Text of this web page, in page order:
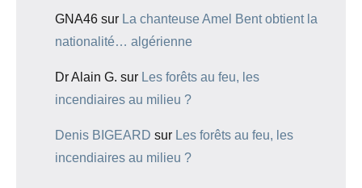
GNA46 sur La chanteuse Amel Bent obtient la
nationalité… algérienne
Dr Alain G. sur Les forêts au feu, les
incendiaires au milieu ?
Denis BIGEARD sur Les forêts au feu, les
incendiaires au milieu ?